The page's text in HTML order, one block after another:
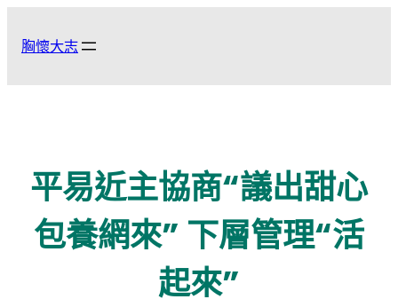
胸懷大志
平易近主協商“議出甜心
包養網來” 下層管理“活
起來”